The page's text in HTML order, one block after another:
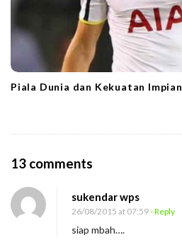
Piala Dunia dan Kekuatan Impian
13 comments
T
sukendar wps
26/08/2015 at 07:59- Reply
siap mbah….